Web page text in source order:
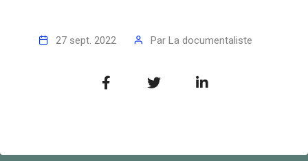
27 sept. 2022 Par La documentaliste